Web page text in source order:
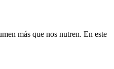
más que nos nutren. En este